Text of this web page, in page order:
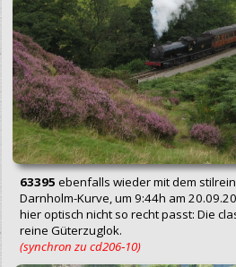
63395 ebenfalls wieder mit dem
Darnholm-Kurve, um 9:44h am
hier optisch nicht so recht passt: Die
reine Güterzuglok.
(synchron zu cd206‑10)